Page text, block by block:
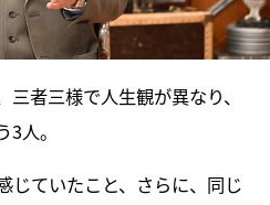
者三様で人生観が異なり、
人。
じていたこと、さらに、同じ